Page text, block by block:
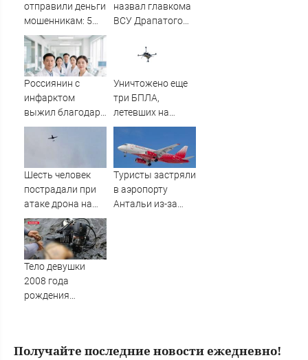
отправили деньги
мошенникам: 5
шагов, которые
помогут быстро
вернуть свои
кровные
назвал главкома
ВСУ Драпатого
националистом и
русофобом
Россиянин с
инфарктом
выжил благодаря
приложению в
Шанхае
Уничтожено еще
три БПЛА,
летевших на
Москву
Шесть человек
пострадали при
атаке дрона на
Ильский НПЗ
Туристы застряли
в аэропорту
Антальи из-за
Тело девушки
2008 года
рождения
Получайте последние новости ежедневно!